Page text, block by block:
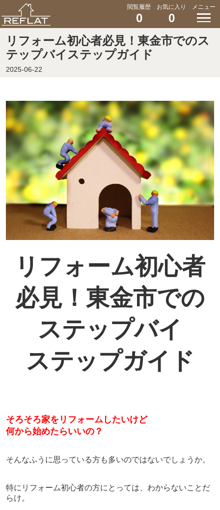
閲覧履歴
0
お気に入り
0
メニュー
リフォーム初心者必見！東金市でのス
テップバイステップガイド
2025-06-22
リフォーム初心者
必見！ 東金市での
ステップバイ
ステップガイド
そろそろ家をリフォームしたいけど
何から始めたらいいの？
そんなふうに思っている方も多いのではないでしょうか。
特にリフォーム初心者の方にとっては、わからないことだ
らけ。